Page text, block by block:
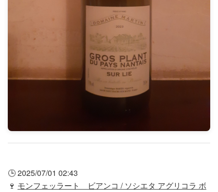
🕒 2025/07/01 02:43
🍷 モンフェッラート ビアンコ / ソシエタ アグリコラ ボ